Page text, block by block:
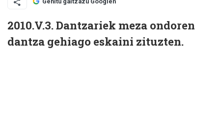
2010.V.3. Dantzariek meza ondoren
dantza gehiago eskaini zituzten.